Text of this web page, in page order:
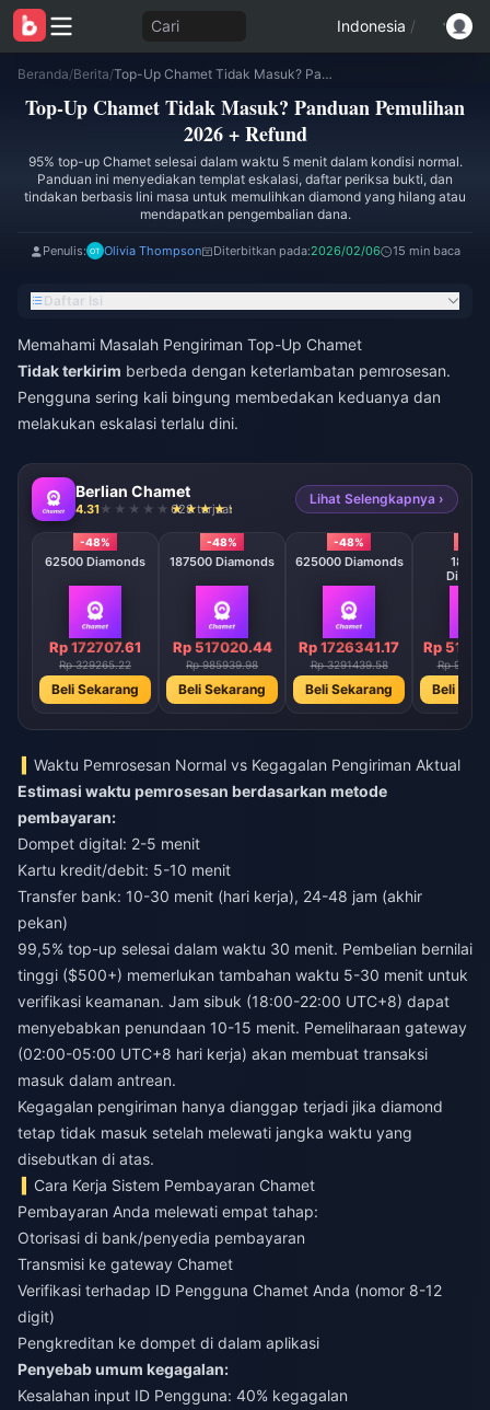
Cari Indonesia /
Beranda/Berita/ Top-Up Chamet Tidak Masuk? Panduan Pemulihan 2026 + Refund
Top-Up Chamet Tidak Masuk? Panduan Pemulihan
2026 + Refund
95% top-up Chamet selesai dalam waktu 5 menit dalam kondisi normal.
Panduan ini menyediakan templat eskalasi, daftar periksa bukti, dan
tindakan berbasis lini masa untuk memulihkan diamond yang hilang atau
mendapatkan pengembalian dana.
Penulis: Olivia Thompson Diterbitkan pada:2026/02/06 15 min baca
Daftar Isi
Memahami Masalah Pengiriman Top-Up Chamet
Tidak terkirim berbeda dengan keterlambatan pemrosesan.
Pengguna sering kali bingung membedakan keduanya dan
melakukan eskalasi terlalu dini.
Berlian Chamet
4.31 628 terjual
Lihat Selengkapnya ›
-48%
62500 Diamonds
Rp 172707.61
Rp 329265.22
Beli Sekarang
-48%
187500 Diamonds
Rp 517020.44
Rp 985939.98
Beli Sekarang
-48%
625000 Diamonds
Rp 1726341.17
Rp 3291439.58
Beli Sekarang
Rp
Rp
Beli
Waktu Pemrosesan Normal vs Kegagalan Pengiriman Aktual
Estimasi waktu pemrosesan berdasarkan metode
pembayaran:
Dompet digital: 2-5 menit
Kartu kredit/debit: 5-10 menit
Transfer bank: 10-30 menit (hari kerja), 24-48 jam (akhir
pekan)
99,5% top-up selesai dalam waktu 30 menit. Pembelian bernilai
tinggi ($500+) memerlukan tambahan waktu 5-30 menit untuk
verifikasi keamanan. Jam sibuk (18:00-22:00 UTC+8) dapat
menyebabkan penundaan 10-15 menit. Pemeliharaan gateway
(02:00-05:00 UTC+8 hari kerja) akan membuat transaksi
masuk dalam antrean.
Kegagalan pengiriman hanya dianggap terjadi jika diamond
tetap tidak masuk setelah melewati jangka waktu yang
disebutkan di atas.
Cara Kerja Sistem Pembayaran Chamet
Pembayaran Anda melewati empat tahap:
Otorisasi di bank/penyedia pembayaran
Transmisi ke gateway Chamet
Verifikasi terhadap ID Pengguna Chamet Anda (nomor 8-12
digit)
Pengkreditan ke dompet di dalam aplikasi
Penyebab umum kegagalan:
Kesalahan input ID Pengguna: 40% kegagalan